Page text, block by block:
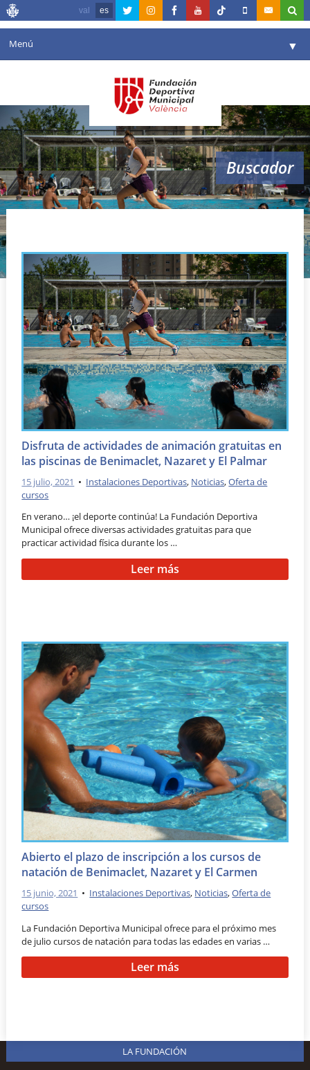
val es
Menú ▼
Agenda
Instalaciones ▼
Comunicación ▼
Valencia en deporte ▼
Reservas
Buscador
Piscinas
Disfruta de actividades de animación gratuitas en
las piscinas de Benimaclet, Nazaret y El Palmar
15 julio, 2021 • Instalaciones Deportivas, Noticias,Oferta de
cursos
En verano… ¡el deporte continúa! La Fundación Deportiva
Municipal ofrece diversas actividades gratuitas para que
practicar actividad física durante los …
Leer más
Abierto el plazo de inscripción a los cursos de
natación de Benimaclet, Nazaret y El Carmen
15 junio, 2021 • Instalaciones Deportivas, Noticias,Oferta de
cursos
La Fundación Deportiva Municipal ofrece para el próximo mes
de julio cursos de natación para todas las edades en varias …
Leer más
LA FUNDACIÓN